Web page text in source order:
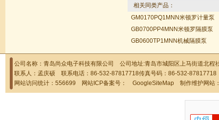
相关同类产品：
GM0170PQ1MNN米顿罗计量泵
GB0700PP4MNN米顿罗隔膜泵
GB0600TP1MNN机械隔膜泵
公司名称：青岛尚众电子科技有限公司 公司地址:青岛市城阳区上马街道北
联系人：孟庆硕 联系电话：86-532-87817718传真号码：86-532-
网站访问统计：556699 网站ICP备案号： GoogleSiteMap 制作维护网站